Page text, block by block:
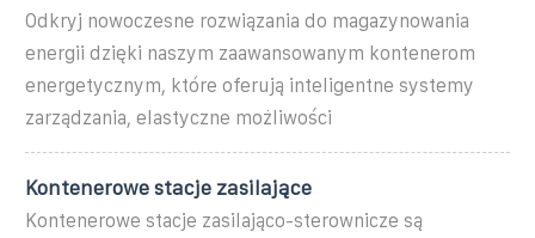
Odkryj nowoczesne rozwiązania do magazynowania
energii dzięki naszym zaawansowanym kontenerom
energetycznym, które oferują inteligentne systemy
zarządzania, elastyczne możliwości
Kontenerowe stacje zasilające
Kontenerowe stacje zasilająco-sterownicze są